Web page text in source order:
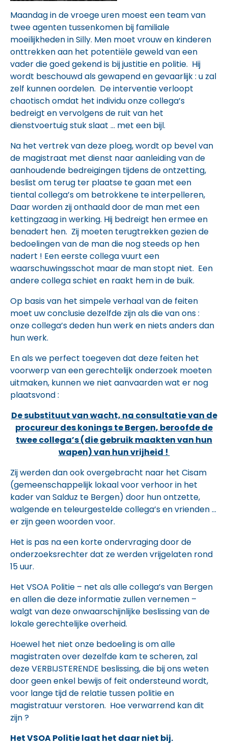
Maandag in de vroege uren moest een team van
twee agenten tussenkomen bij familiale
moeilijkheden in Silly. Men moet vrouw en kinderen
onttrekken aan het potentiële geweld van een
vader die goed gekend is bij justitie en politie. Hij
wordt beschouwd als gewapend en gevaarlijk : u zal
zelf kunnen oordelen. De interventie verloopt
chaotisch omdat het individu onze collega’s
bedreigt en vervolgens de ruit van het
dienstvoertuig stuk slaat … met een bijl.
Na het vertrek van deze ploeg, wordt op bevel van
de magistraat met dienst naar aanleiding van de
aanhoudende bedreigingen tijdens de ontzetting,
beslist om terug ter plaatse te gaan met een
tiental collega’s om betrokkene te interpelleren,
Daar worden zij onthaald door de man met een
kettingzaag in werking. Hij bedreigt hen ermee en
benadert hen. Zij moeten terugtrekken gezien de
bedoelingen van de man die nog steeds op hen
nadert ! Een eerste collega vuurt een
waarschuwingsschot maar de man stopt niet. Een
andere collega schiet en raakt hem in de buik.
Op basis van het simpele verhaal van de feiten
moet uw conclusie dezelfde zijn als die van ons :
onze collega’s deden hun werk en niets anders dan
hun werk.
En als we perfect toegeven dat deze feiten het
voorwerp van een gerechtelijk onderzoek moeten
uitmaken, kunnen we niet aanvaarden wat er nog
plaatsvond :
De substituut van wacht, na consultatie van de
procureur des konings te Bergen, beroofde de
twee collega’s (die gebruik maakten van hun
wapen) van hun vrijheid !
Zij werden dan ook overgebracht naar het Cisam
(gemeenschappelijk lokaal voor verhoor in het
kader van Salduz te Bergen) door hun ontzette,
walgende en teleurgestelde collega’s en vrienden …
er zijn geen woorden voor.
Het is pas na een korte ondervraging door de
onderzoeksrechter dat ze werden vrijgelaten rond
15 uur.
Het VSOA Politie – net als alle collega’s van Bergen
en allen die deze informatie zullen vernemen –
walgt van deze onwaarschijnlijke beslissing van de
lokale gerechtelijke overheid.
Hoewel het niet onze bedoeling is om alle
magistraten over dezelfde kam te scheren, zal
deze VERBIJSTERENDE beslissing, die bij ons weten
door geen enkel bewijs of feit ondersteund wordt,
voor lange tijd de relatie tussen politie en
magistratuur verstoren. Hoe verwarrend kan dit
zijn ?
Het VSOA Politie laat het daar niet bij.